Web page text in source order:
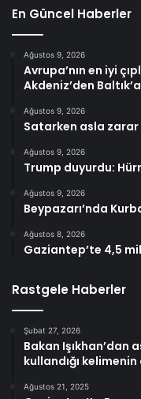
En Güncel Haberler
Ağustos 9, 2026
Avrupa’nın en iyi
Akdeniz’den
Ağustos 9, 2026
Satarken asla
Ağustos 9, 2026
Trump duyurdu:
Ağustos 9, 2026
Beypazarı’nda
Ağustos 8, 2026
Gaziantep’te 4,5
Rastgele Haberler
Şubat 27, 2026
Bakan Işıkhan’dan
kullandığı
Ağustos 21, 2025